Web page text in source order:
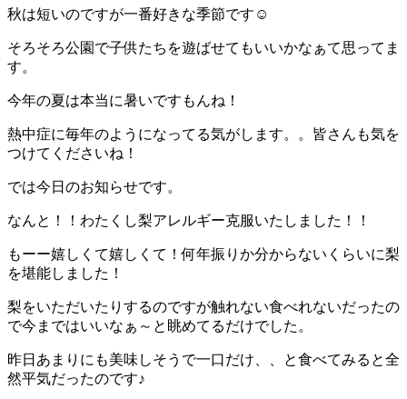
秋は短いのですが一番好きな季節です☺
そろそろ公園で子供たちを遊ばせてもいいかなぁて思ってま
す。
今年の夏は本当に暑いですもんね！
熱中症に毎年のようになってる気がします。。皆さんも気を
つけてくださいね！
では今日のお知らせです。
なんと！！わたくし梨アレルギー克服いたしました！！
もーー嬉しくて嬉しくて！何年振りか分からないくらいに梨
を堪能しました！
梨をいただいたりするのですが触れない食べれないだったの
で今まではいいなぁ～と眺めてるだけでした。
昨日あまりにも美味しそうで一口だけ、、と食べてみると全
然平気だったのです♪